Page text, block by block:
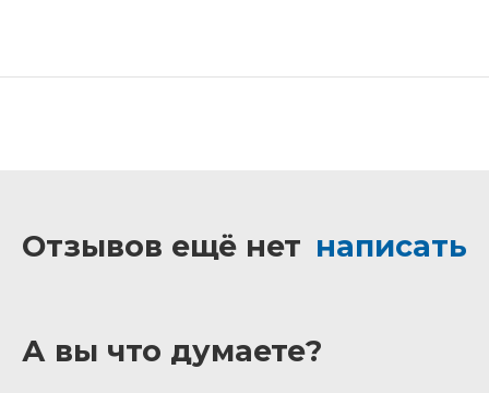
Отзывов ещё нет написать
А вы что думаете?